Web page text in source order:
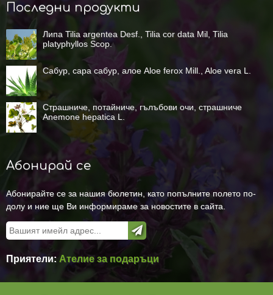
Последни продукти
Липа Tilia argentea Desf., Tilia cor data Mil, Tilia
platyphyllos Scop.
Сабур, сара сабур, алое Aloe ferox Mill., Aloe vera L.
Страшниче, потайниче, гълъбови очи, страшниче
Anemone hepatica L.
Абонирай се
Абонирайте се за нашия бюлетин, като попълните полето по-
долу и ние ще Ви информираме за новостите в сайта.
Приятели: Ателие за подаръци